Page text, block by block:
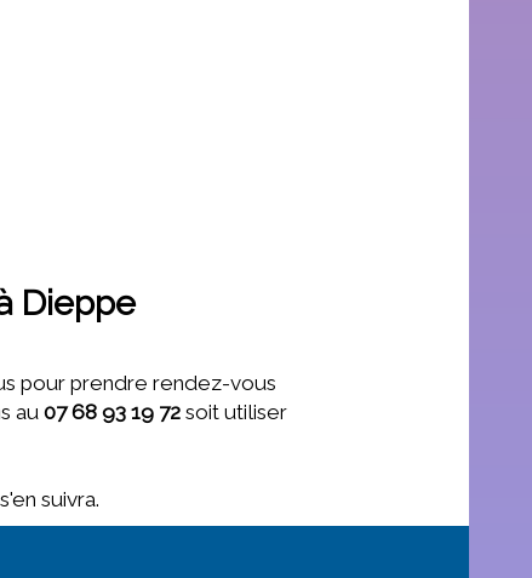
Dieppe
pour prendre rendez-vous
au07 68 93 19 72 soit utiliser
suivra.